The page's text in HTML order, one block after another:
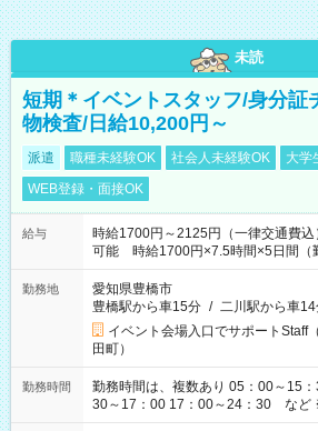
未読
短期＊イベントスタッフ/身分証
物検査/日給10,200円～
派遣 職種未経験OK 社会人未経験OK 大学
WEB登録・面接OK
給与
時給1700円～2125円（一律交通費
可能 時給1700円×7.5時間×5日間（
勤務地
愛知県豊橋市
豊橋駅から車15分 / 二川駅から車
イベント会場入口でサポートStaff
田町）
勤務時間
勤務時間は、複数あり 05：00～15
30～17：00 17：00～24：30 など
務もあります。 【休憩】60分+他休憩あり 交替で取得します。